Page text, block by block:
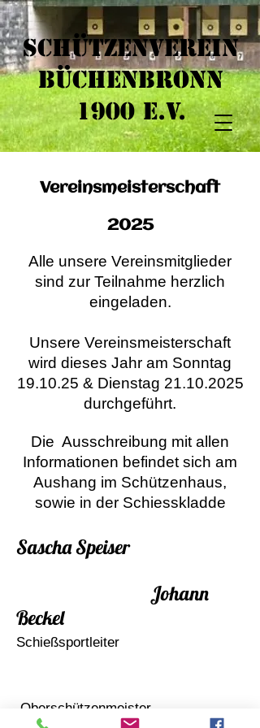
Schützenverein
Büchenbronn
1900 e.V.​
Vereinsmeisterschaft
2025
Alle unsere Vereinsmitglieder
sind zur Teilnahme herzlich
eingeladen.
Unsere Vereinsmeisterschaft
wird dieses Jahr am Sonntag
19.10.25 & Dienstag 21.10.2025
durchgeführt.
Die Ausschreibung mit allen
Informationen befindet sich am
Aushang im Schützenhaus,
sowie in der Schiesskladde
Sascha Speiser
Johann
Beckel
Schießsportleiter
Oberschützenmeister